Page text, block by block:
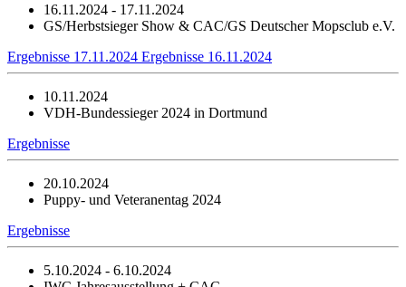
16.11.2024 - 17.11.2024
GS/Herbstsieger Show & CAC/GS Deutscher Mopsclub e.V.
Ergebnisse 17.11.2024 Ergebnisse 16.11.2024
10.11.2024
VDH-Bundessieger 2024 in Dortmund
Ergebnisse
20.10.2024
Puppy- und Veteranentag 2024
Ergebnisse
5.10.2024 - 6.10.2024